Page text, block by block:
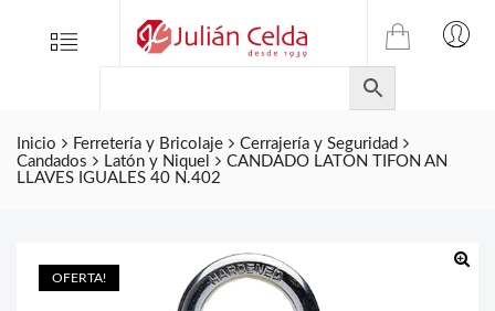
Menu
TIENDA
ONLINE
DE
JULIAN
CELDA
Inicio Ferretería y Bricolaje
Cerrajería y Seguridad
Candados
Latón y Niquel
CANDADO LATON TIFON AN
LLAVES IGUALES 40 N.402
OFERTA!
Folletos
Contacto